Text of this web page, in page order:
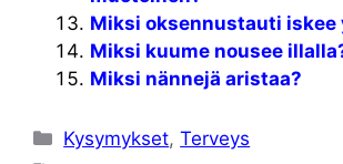
Miksi oksennustauti iskee
Miksi kuume nousee
Miksi nännejä aristaa?
Kategoriat
Kysymykset,Terveys